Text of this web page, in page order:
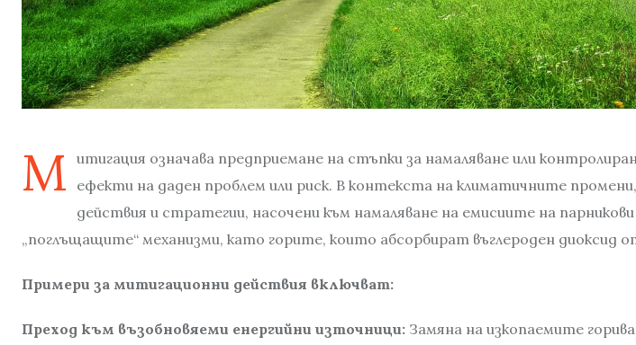
М итигация означава предприемане на стъпки за намаляване или
ефекти на даден проблем или риск. В контекста на климатичните
действия и стратегии, насочени към намаляване на емисиите на парникови
„поглъщащите“ механизми, като горите, които абсорбират въглероден диоксид
Примери за митигационни действия включват:
Преход към възобновяеми енергийни източници: Замяна на изкопаемите